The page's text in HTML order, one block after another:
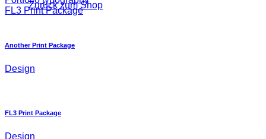
Zurück zum Shop
FL3 Print Package
Another Print Package
Design
FL3 Print Package
Design